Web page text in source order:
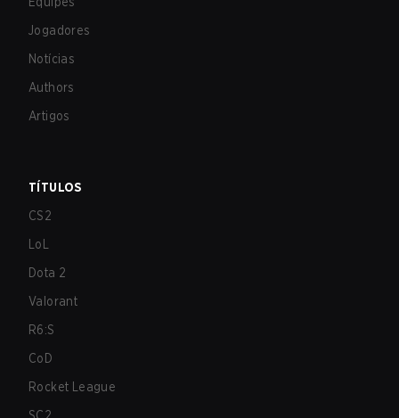
Jogadores
Notícias
Authors
Artigos
TÍTULOS
CS2
LoL
Dota 2
Valorant
R6:S
CoD
Rocket League